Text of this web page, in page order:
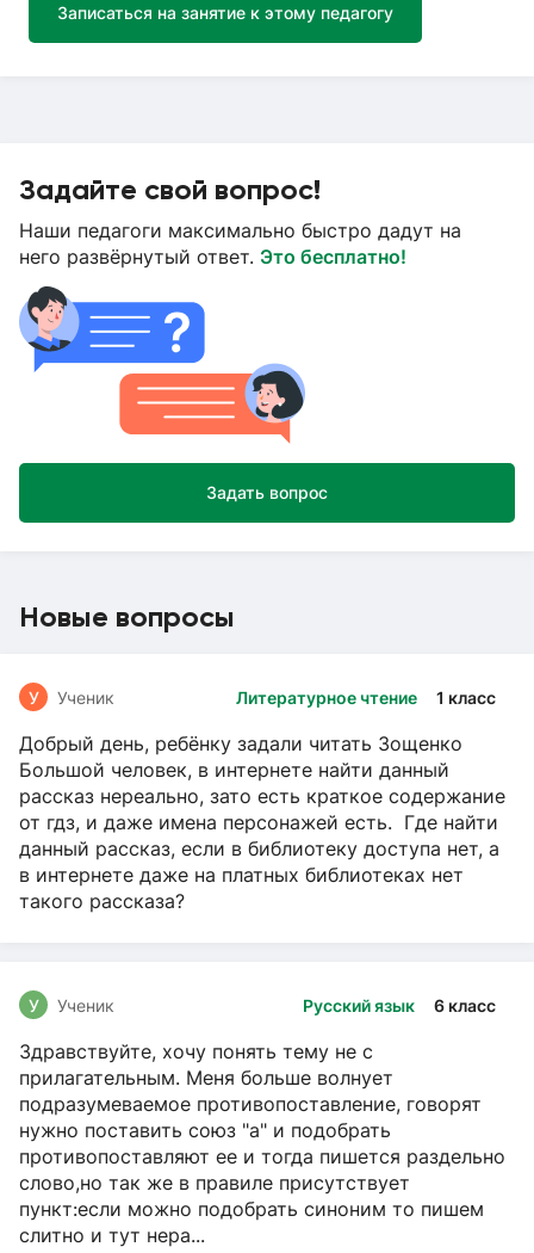
Записаться на занятие к этому педагогу
Задайте свой вопрос!
Наши педагоги максимально быстро дадут на
него развёрнутый ответ. Это бесплатно!
Задать вопрос
Новые вопросы
Литературное чтение 1 класс
У Ученик
Добрый день, ребёнку задали читать Зощенко
Большой человек, в интернете найти данный
рассказ нереально, зато есть краткое содержание
от гдз, и даже имена персонажей есть. Где найти
данный рассказ, если в библиотеку доступа нет, а
в интернете даже на платных библиотеках нет
такого рассказа?
Русский язык 6 класс
У Ученик
Здравствуйте, хочу понять тему не с
прилагательным. Меня больше волнует
подразумеваемое противопоставление, говорят
нужно поставить союз "а" и подобрать
противопоставляют ее и тогда пишется раздельно
слово,но так же в правиле присутствует
пункт:если можно подобрать синоним то пишем
слитно и тут нера...